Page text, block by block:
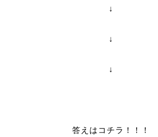
↓
↓
↓
答えはコチラ！！！